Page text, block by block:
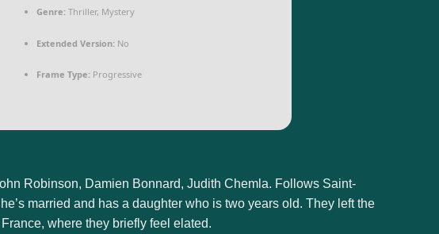
Genre:Thriller, Mystery
Extended Version:No
Frame Type:Progressive
Robinson, Damien Bonnard, Judith Chemla. Follows Saint-
married and has a daughter who is two years old. They left the
where they briefly feel elated.